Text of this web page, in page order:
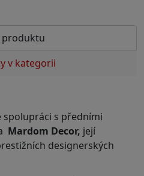
produktu
v kategorii
spolupráci s předními
Mardom Decor, její
designerských